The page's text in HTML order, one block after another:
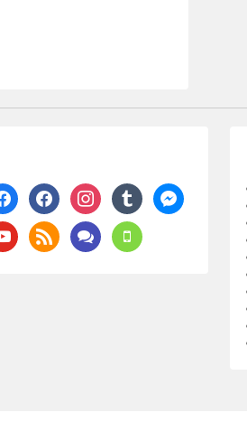
facebookinstagramtumblr messenger
rss commentsmobile